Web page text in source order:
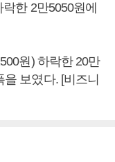
한 2만5050원에
원) 하락한 20만
보였다. [비즈니